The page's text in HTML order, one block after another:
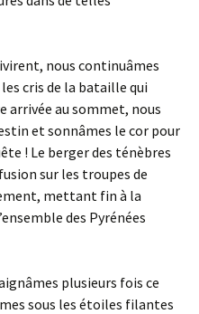
nous continuâmes
cris de la bataille qui
arrivée au sommet, nous
et sonnâmes le cor pour
! Le berger des ténèbres
sur les troupes de
mettant fin à la
des Pyrénées
plusieurs fois ce
sous les étoiles filantes